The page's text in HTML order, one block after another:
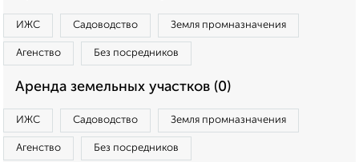
ИЖС Садоводство Земля промназначения
Агенство Без посредников
Аренда земельных участков (0)
ИЖС Садоводство Земля промназначения
Агенство Без посредников